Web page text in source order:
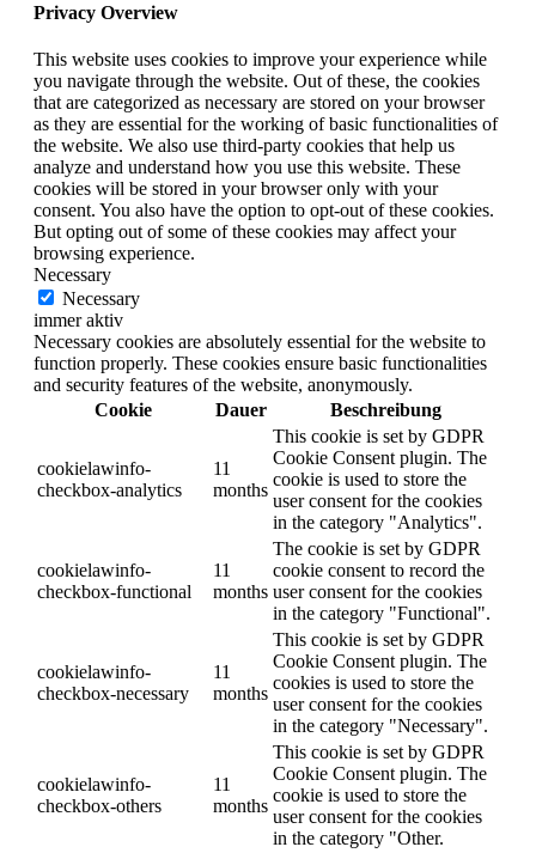
Privacy Overview
This website uses cookies to improve your experience while
you navigate through the website. Out of these, the cookies
that are categorized as necessary are stored on your browser
as they are essential for the working of basic functionalities of
the website. We also use third-party cookies that help us
analyze and understand how you use this website. These
cookies will be stored in your browser only with your
consent. You also have the option to opt-out of these cookies.
But opting out of some of these cookies may affect your
browsing experience.
Necessary
Necessary
immer aktiv
Necessary cookies are absolutely essential for the website to
function properly. These cookies ensure basic functionalities
and security features of the website, anonymously.
Cookie
Dauer Beschreibung
cookielawinfo-
checkbox-analytics
11
months
This cookie is set by GDPR
Cookie Consent plugin. The
cookie is used to store the
user consent for the cookies
in the category "Analytics".
cookielawinfo-
checkbox-functional
11
months
The cookie is set by GDPR
cookie consent to record the
user consent for the cookies
in the category "Functional".
cookielawinfo-
checkbox-necessary
11
months
This cookie is set by GDPR
Cookie Consent plugin. The
cookies is used to store the
user consent for the cookies
in the category "Necessary".
cookielawinfo-
checkbox-others
11
months
This cookie is set by GDPR
Cookie Consent plugin. The
cookie is used to store the
user consent for the cookies
in the category "Other.